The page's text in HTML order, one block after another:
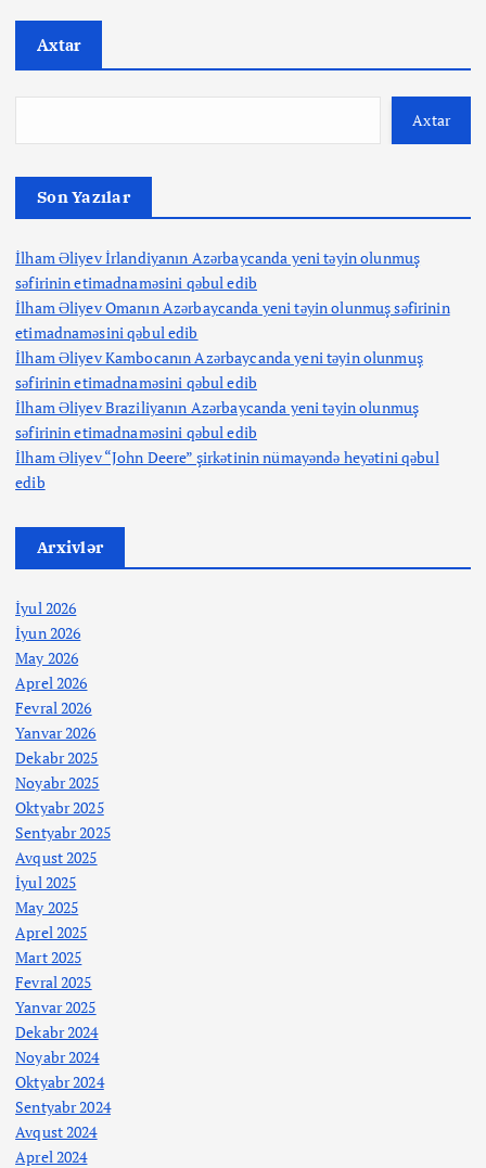
Axtar
Axtar
Son Yazılar
İlham Əliyev İrlandiyanın Azərbaycanda yeni təyin olunmuş
səfirinin etimadnaməsini qəbul edib
İlham Əliyev Omanın Azərbaycanda yeni təyin olunmuş səfirinin
etimadnaməsini qəbul edib
İlham Əliyev Kambocanın Azərbaycanda yeni təyin olunmuş
səfirinin etimadnaməsini qəbul edib
İlham Əliyev Braziliyanın Azərbaycanda yeni təyin olunmuş
səfirinin etimadnaməsini qəbul edib
İlham Əliyev “John Deere” şirkətinin nümayəndə heyətini qəbul
edib
Arxivlər
İyul 2026
İyun 2026
May 2026
Aprel 2026
Fevral 2026
Yanvar 2026
Dekabr 2025
Noyabr 2025
Oktyabr 2025
Sentyabr 2025
Avqust 2025
İyul 2025
May 2025
Aprel 2025
Mart 2025
Fevral 2025
Yanvar 2025
Dekabr 2024
Noyabr 2024
Oktyabr 2024
Sentyabr 2024
Avqust 2024
Aprel 2024